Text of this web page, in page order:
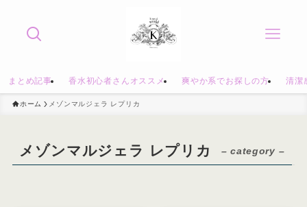
まとめ記事 香水初心者さんオススメ 爽やか系でお探しの方 清潔
ホーム メゾンマルジェラ レプリカ
メゾンマルジェラ レプリカ – category –